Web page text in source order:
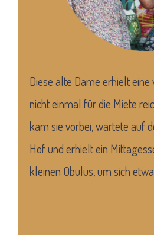
Diese alte Dame erhielt eine
nicht einmal für die Miete
kam sie vorbei, wartete auf
Hof und erhielt ein
kleinen Obulus, um sich